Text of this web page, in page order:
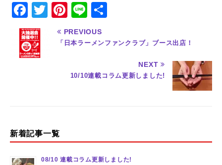
F
a
c
e
T
w
Pi
n
te
st
Li
n
e
PREVIOUS
「日本ラーメンファンクラブ」ブース出店！
NEXT
10/10連載コラム更新しました!
新着記事一覧
08/10 連載コラム更新しました!